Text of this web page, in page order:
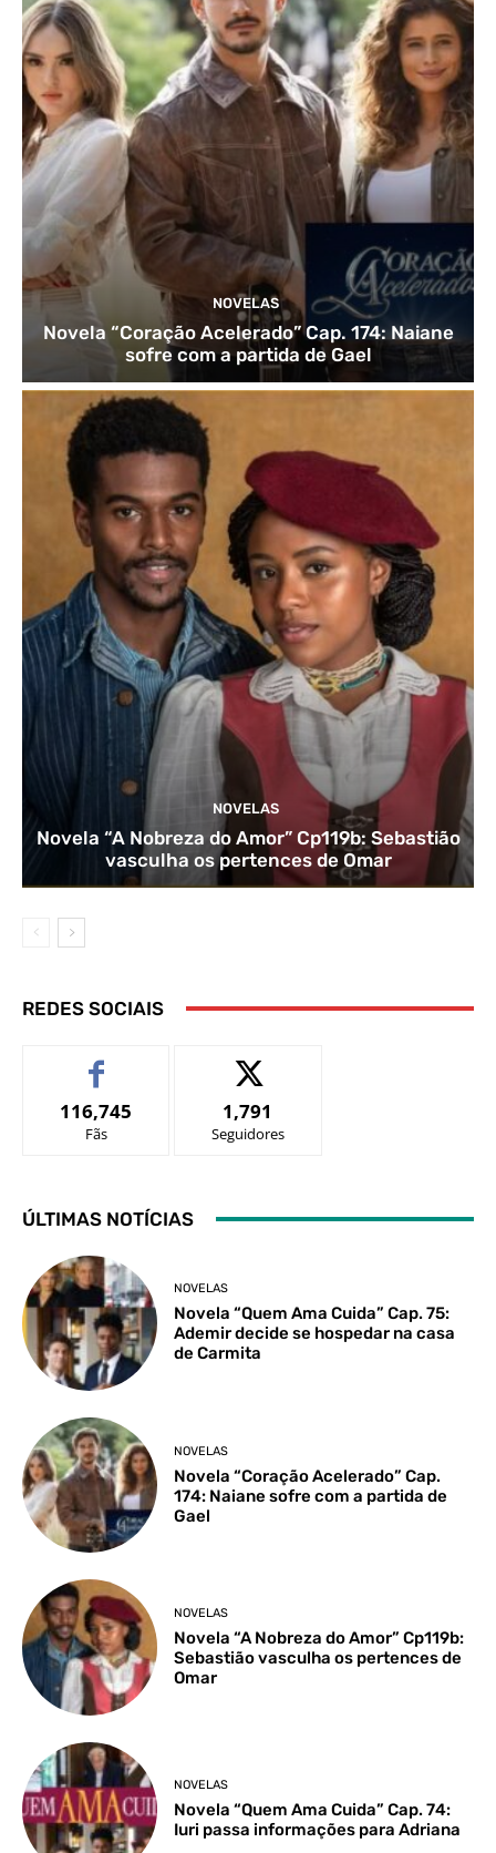
NOVELAS
Novela “Coração Acelerado” Cap. 174: Naiane
sofre com a partida de Gael
NOVELAS
Novela “A Nobreza do Amor” Cp119b: Sebastião
vasculha os pertences de Omar
REDES SOCIAIS
116,745
Fãs
1,791
Seguidores
ÚLTIMAS NOTÍCIAS
NOVELAS
Novela “Quem Ama Cuida” Cap. 75:
Ademir decide se hospedar na casa
de Carmita
NOVELAS
Novela “Coração Acelerado” Cap.
174: Naiane sofre com a partida de
Gael
NOVELAS
Novela “A Nobreza do Amor” Cp119b:
Sebastião vasculha os pertences de
Omar
NOVELAS
Novela “Quem Ama Cuida” Cap. 74:
Iuri passa informações para Adriana